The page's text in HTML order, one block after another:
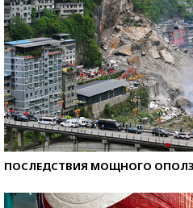
ПОСЛЕДСТВИЯ МОЩНОГО